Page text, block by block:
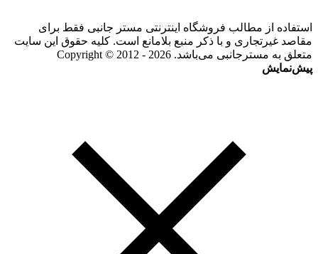
استفاده از مطالب فروشگاه اینترنتی مستر جانبی فقط برای
مقاصد غیرتجاری و با ذکر منبع بلامانع است. کلیه حقوق این سایت
متعلق به مسترجانبی می‌باشد. Copyright © 2012 - 2026
پیش‌نمایش